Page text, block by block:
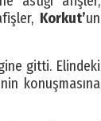
Korkut’un
gitti. Elindeki
nin konuşmasına